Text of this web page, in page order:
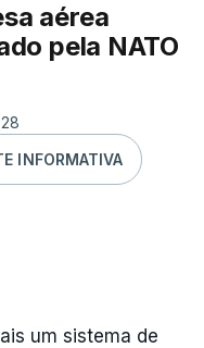
aérea
pela NATO
INFORMATIVA
um sistema de